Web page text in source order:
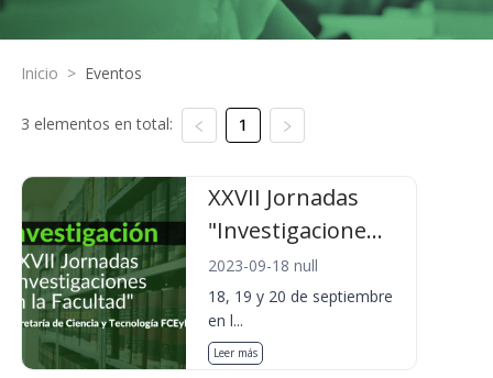
Inicio > Eventos
3 elementos en total: 1
XXVII Jornadas
"Investigacione...
2023-09-18 null
18, 19 y 20 de septiembre
en l...
Leer más